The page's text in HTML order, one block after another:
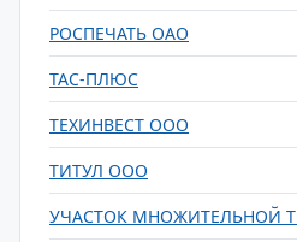
РОСПЕЧАТЬ ОАО
ТАС-ПЛЮС
ТЕХИНВЕСТ ООО
ТИТУЛ ООО
УЧАСТОК МНОЖИТЕЛЬНОЙ